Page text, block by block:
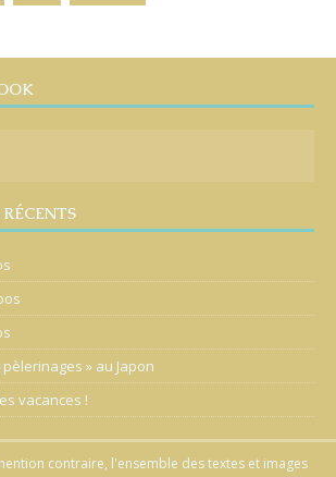
pèlerinages » au Japon
vacances !
contraire, l'ensemble des textes et images